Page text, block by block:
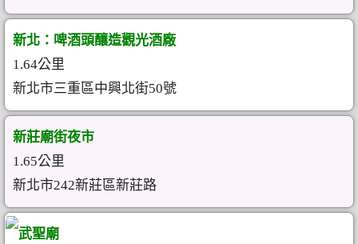
新北：啤酒頭釀造觀光酒廠
1.64公里
新北市三重區中興北街50號
新莊廟街夜市
1.65公里
新北市242新莊區新莊路
武聖廟